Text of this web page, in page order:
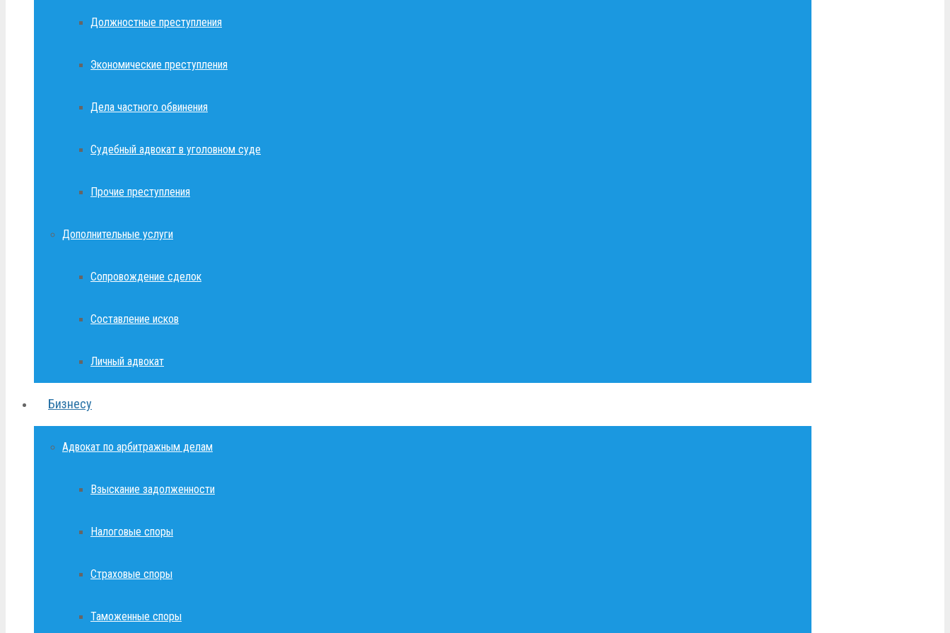
Должностные преступления
Экономические преступления
Дела частного обвинения
Судебный адвокат в уголовном суде
Прочие преступления
Дополнительные услуги
Сопровождение сделок
Составление исков
Личный адвокат
Бизнесу
Адвокат по арбитражным делам
Взыскание задолженности
Налоговые споры
Страховые споры
Таможенные споры